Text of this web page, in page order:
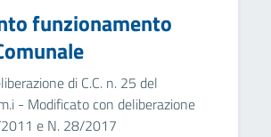
funzionamento
di C.C. n. 25 del
- Modificato con deliberazione
e N. 28/2017